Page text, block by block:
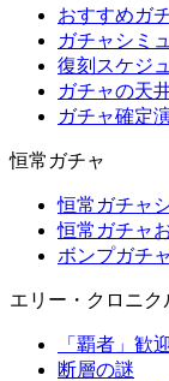
おすすめガ
ガチャシミ
復刻スケジ
ガチャの天
ガチャ確定
恒常ガチャ
恒常ガチャ
恒常ガチャ
ボンプガチ
エリー・クロニク
「覇者」歓
断層の謎